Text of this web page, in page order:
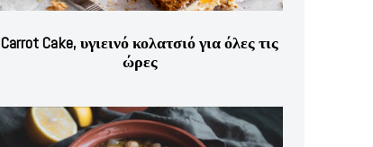
Carrot Cake, υγιεινό κολατσιό για όλες τις
ώρες